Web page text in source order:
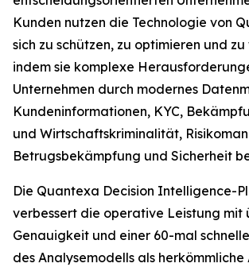
Kunden nutzen die Technologie von
sich zu schützen, zu optimieren und zu
indem sie komplexe
Unternehmen durch modernes
Kundeninformationen, KYC,
und Wirtschaftskriminalität,
Betrugsbekämpfung und Sicherheit
Die Quantexa Decision Intelligence-
verbessert die operative Leistung mit
Genauigkeit und einer 60-mal
des Analysemodells als herkömmliche